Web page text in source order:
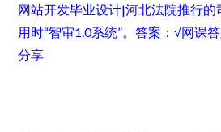
网站开发毕业设计|河北法院推行的
用时“智审1.0系统”。答案：√网课
分享